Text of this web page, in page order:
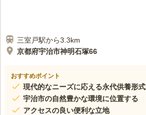
三室戸駅から3.3km
京都府宇治市神明石塚66
おすすめポイント
現代的なニーズに応える永代供養形式
宇治市の自然豊かな環境に位置する
アクセスの良い便利な立地